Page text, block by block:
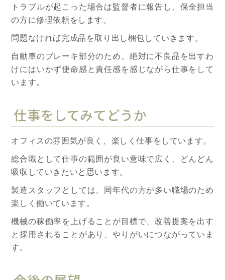
トラブルが起こった場合は監督者に報告し、保全担当
の方に修理依頼をします。
問題なければ完成品を取り出し梱包していきます。
自動車のブレーキ部分のため、絶対に不良品を出すわ
けにはいかず使命感と責任感を感じながら仕事をして
います。
仕事をしてみてどうか
オフィスの雰囲気が良く、楽しく仕事をしています。
総合職として仕事の範囲が良い意味で広く、どんどん
吸収していきたいと思います。
製造スタッフとしては、同年代の方が多い職場のため
楽しく働いています。
機械の稼働率を上げることが目標で、改善提案を出す
と採用されることがあり、やりがいにつながっていま
す。